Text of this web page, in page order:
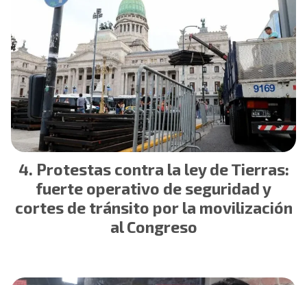
Protestas contra la ley de Tierras:
fuerte operativo de seguridad y
cortes de tránsito por la movilización
al Congreso